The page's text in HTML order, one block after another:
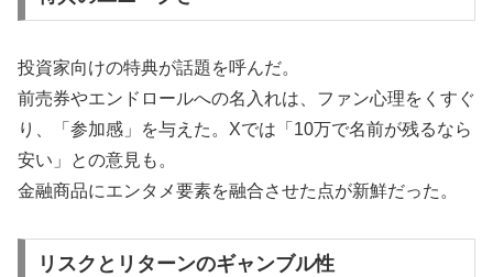
投資家向けの特典が話題を呼んだ。
前売券やエンドロールへの名入れは、ファン心理をくすぐ
り、「参加感」を与えた。Xでは「10万で名前が残るなら
安い」との意見も。
金融商品にエンタメ要素を融合させた点が新鮮だった。
リスクとリターンのギャンブル性